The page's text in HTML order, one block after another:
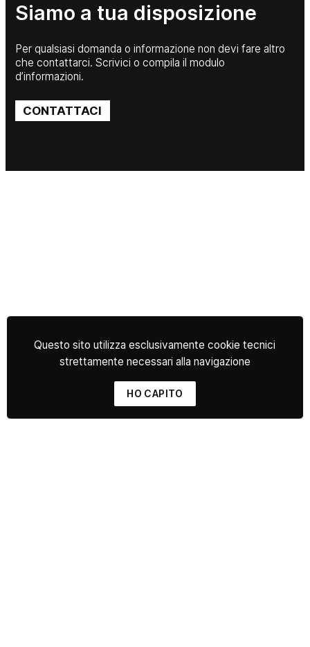
Questo sito utilizza esclusivamente cookie tecnici
strettamente necessari alla navigazione
HO CAPITO
Siamo a tua disposizione
Per qualsiasi domanda o informazione non devi fare altro
che contattarci. Scrivici o compila il modulo
d’informazioni.
CONTATTACI